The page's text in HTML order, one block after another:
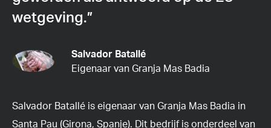
wetgeving.”
Salvador Batallé
Eigenaar van Granja Mas Badia
Salvador Batallé is eigenaar van Granja Mas Badia in
Santa Pau (Girona, Spanje). Dit bedrijf is onderdeel van